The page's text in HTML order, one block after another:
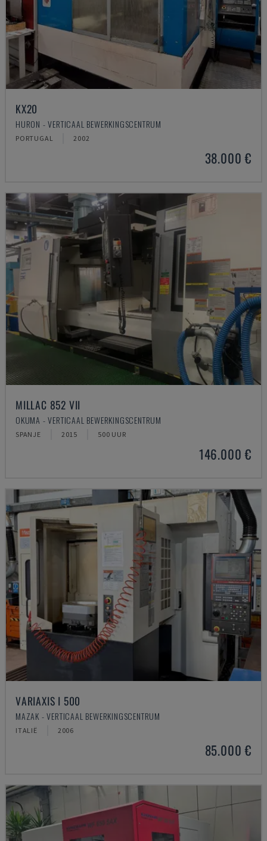
KX20
HURON - VERTICAAL BEWERKINGSCENTRUM
PORTUGAL 2002
38.000 €
MILLAC 852 VII
OKUMA - VERTICAAL BEWERKINGSCENTRUM
SPANJE 2015 500 UUR
146.000 €
VARIAXIS I 500
MAZAK - VERTICAAL BEWERKINGSCENTRUM
ITALIË 2006
85.000 €